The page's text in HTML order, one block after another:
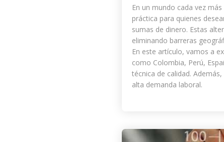
En un mundo cada vez
práctica para quienes
sumas de dinero. Estas
eliminando barreras
En este artículo, vamos a
como Colombia, Perú,
técnica de calidad.
alta demanda laboral.